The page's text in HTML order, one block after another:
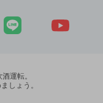
運転。
しょう。